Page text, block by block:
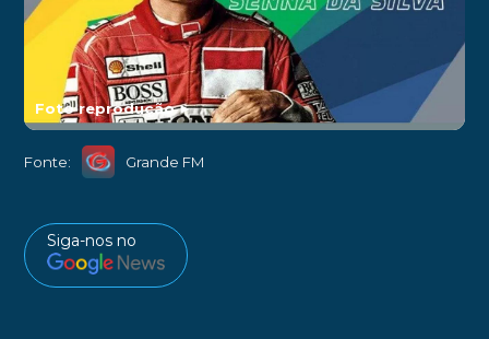
Foto reprodução►
Fonte: Grande FM
Siga-nos no